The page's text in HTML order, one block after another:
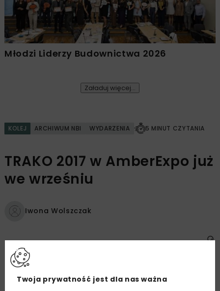
Młodzi Liderzy Budownictwa 2026
Załaduj więcej...
KOLEJ ARCHIWUM NBI WYDARZENIA 5 MINUT CZYTANIA
TRAKO 2017 w AmberExpo już
we wrześniu
Iwona Wolszczak
OPUBLIKOWANO: 26.07.2017
700 wystawców z 20 krajów, w tym pawilony
Twoja prywatność jest dla nas ważna